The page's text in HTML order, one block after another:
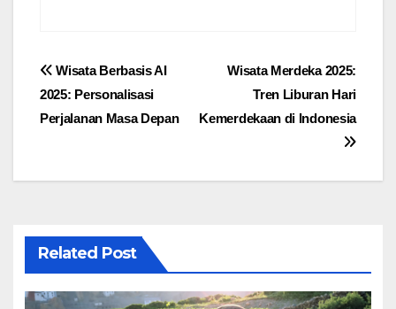
Post
navigation
Wisata Merdeka 2025:
Tren Liburan Hari
Kemerdekaan di Indonesia
Wisata Berbasis AI
2025: Personalisasi
Perjalanan Masa Depan
Related Post